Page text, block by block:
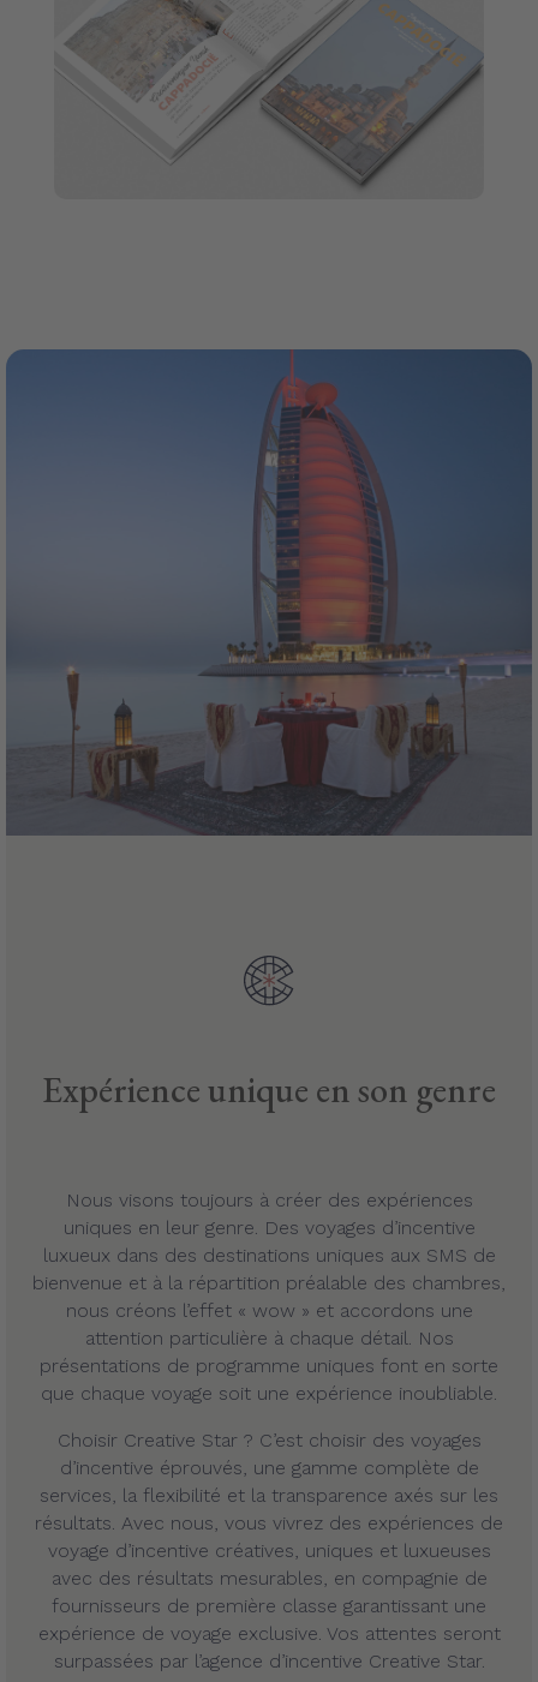
Expérience unique en son genre
Nous visons toujours à créer des expériences
uniques en leur genre. Des voyages d’incentive
luxueux dans des destinations uniques aux SMS de
bienvenue et à la répartition préalable des chambres,
nous créons l’effet « wow » et accordons une
attention particulière à chaque détail. Nos
présentations de programme uniques font en sorte
que chaque voyage soit une expérience inoubliable.
Choisir Creative Star ? C’est choisir des voyages
d’incentive éprouvés, une gamme complète de
services, la flexibilité et la transparence axés sur les
résultats. Avec nous, vous vivrez des expériences de
voyage d’incentive créatives, uniques et luxueuses
avec des résultats mesurables, en compagnie de
fournisseurs de première classe garantissant une
expérience de voyage exclusive. Vos attentes seront
surpassées par l’agence d’incentive Creative Star.